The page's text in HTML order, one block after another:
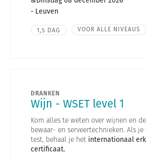
Leuven
1,5 DAG VOOR ALLE NIVEAUS
DRANKEN
Wijn - WSET level 1
Kom alles te weten over wijnen en
bewaar- en serveertechnieken. Als
test, behaal je het internationaal
certificaat.